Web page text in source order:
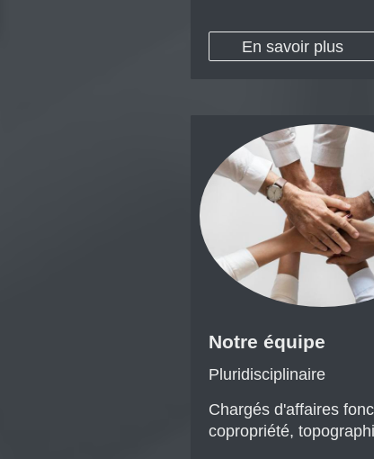
En savoir plus
Notre équipe
Pluridisciplinaire
Chargés d'affaires
copropriété,